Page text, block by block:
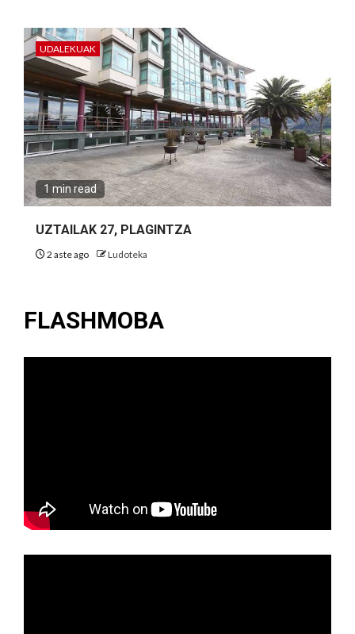
UDALEKUAK
1 min read
UZTAILAK 27, PLAGINTZA
2 aste ago Ludoteka
FLASHMOBA